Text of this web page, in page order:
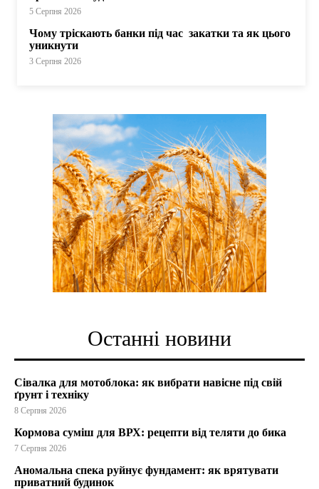
5 Серпня 2026
Чому тріскають банки під час закатки та як цього
уникнути
3 Серпня 2026
Останні новини
Сівалка для мотоблока: як вибрати навісне під свій
ґрунт і техніку
8 Серпня 2026
Кормова суміш для ВРХ: рецепти від теляти до бика
7 Серпня 2026
Аномальна спека руйнує фундамент: як врятувати
приватний будинок